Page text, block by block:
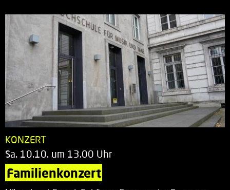
KONZERT
Sa. 10.10. um 13.00 Uhr
Familienkonzert